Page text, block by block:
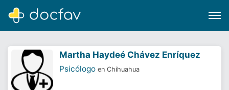
Martha Haydeé Chávez Enríquez
Psicólogo en Chihuahua